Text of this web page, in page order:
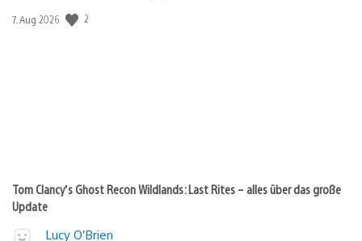
Veröffentlichungsdatum:
7. Aug 2026 2
Tom Clancy’s Ghost Recon Wildlands: Last Rites – alles über das große
Update
Lucy O’Brien